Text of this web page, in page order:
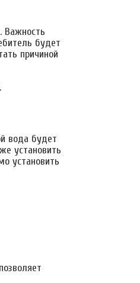
Важность
будет
причиной
вода будет
установить
установить